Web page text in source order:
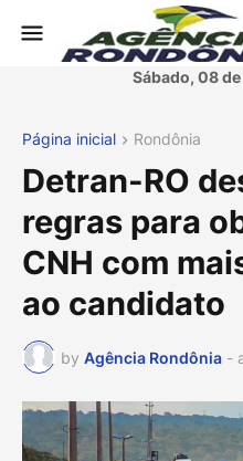
Sábado, 08
Página inicial Rondônia
Detran-RO
regras para
CNH com
ao candidato
by Agência Rondônia -